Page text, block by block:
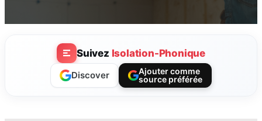
Suivez Isolation-Phonique
Discover
Ajouter comme
source préférée